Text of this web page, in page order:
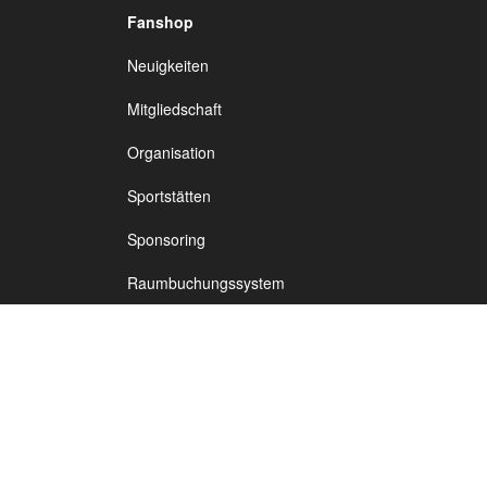
Fanshop
Neuigkeiten
Mitgliedschaft
Organisation
Sportstätten
Sponsoring
Raumbuchungssystem
TSV Vineta
Audorf